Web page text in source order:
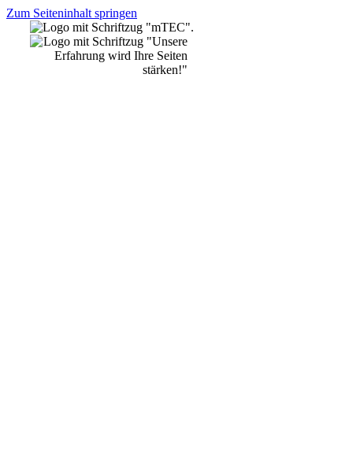
Zum Seiteninhalt springen